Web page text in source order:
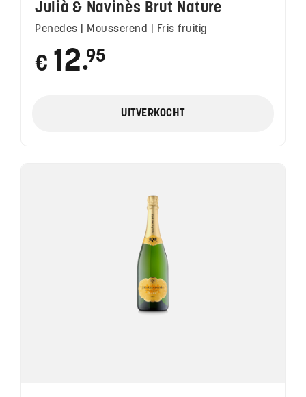
Julià & Navinès Brut Nature
Penedes | Mousserend | Fris fruitig
€ 12 ●
95
UITVERKOCHT